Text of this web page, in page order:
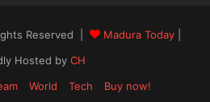
Reserved | Madura Today
Hosted by CH
World Tech Buy now!